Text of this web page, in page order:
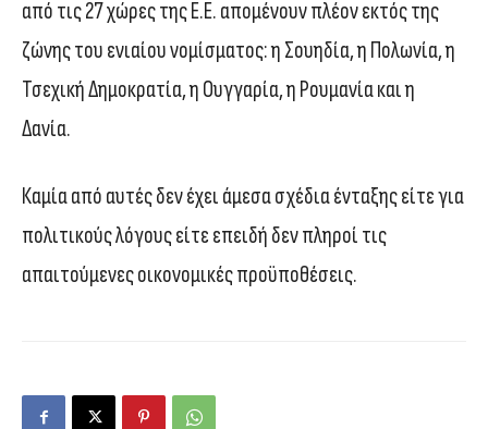
από τις 27 χώρες της Ε.Ε. απομένουν πλέον εκτός της
ζώνης του ενιαίου νομίσματος: η Σουηδία, η Πολωνία, η
Τσεχική Δημοκρατία, η Ουγγαρία, η Ρουμανία και η
Δανία.
Καμία από αυτές δεν έχει άμεσα σχέδια ένταξης είτε για
πολιτικούς λόγους είτε επειδή δεν πληροί τις
απαιτούμενες οικονομικές προϋποθέσεις.